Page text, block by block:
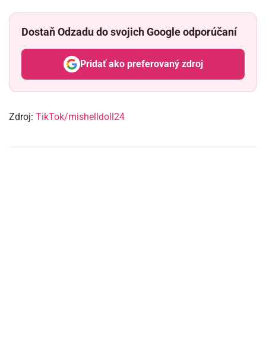
Dostaň Odzadu do svojich Google odporúčaní
Pridať ako preferovaný zdroj
Odzadu, odkaz sa otvorí v
Zdroj: TikTok/mishelldoll24